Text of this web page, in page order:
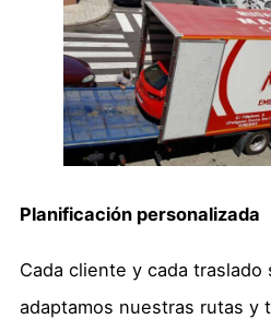
Planificación personalizada
Cada cliente y cada traslado
adaptamos nuestras rutas y